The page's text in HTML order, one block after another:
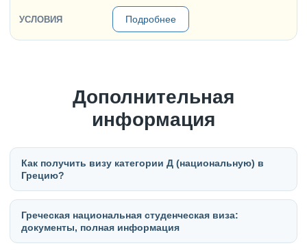
Подробнее
Дополнительная
информация
Как получить визу категории Д (национальную) в
Грецию?
Греческая национальная студенческая виза:
документы, полная информация